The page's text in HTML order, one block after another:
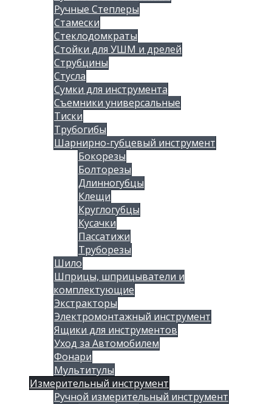
Ручные Степлеры
Стамески
Стеклодомкраты
Стойки для УШМ и дрелей
Струбцины
Стусла
Сумки для инструмента
Съемники универсальные
Тиски
Трубогибы
Шарнирно-губцевый инструмент
Бокорезы
Болторезы
Длинногубцы
Клещи
Круглогубцы
Кусачки
Пассатижи
Труборезы
Шило
Шприцы, шприцыватели и
комплектующие
Экстракторы
Электромонтажный инструмент
Ящики для инструментов
Уход за Автомобилем
Фонари
Мультитулы
Измерительный инструмент
Ручной измерительный инструмент